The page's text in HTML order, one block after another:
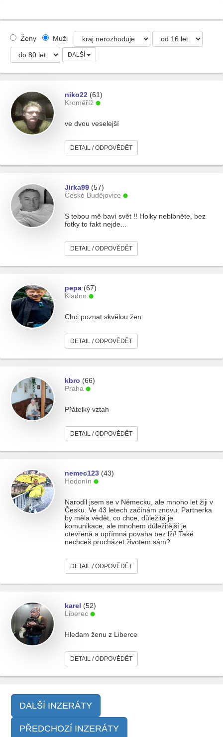
Ženy Muži
DALŠÍ
niko22 (61)
Kroměříž
ve dvou veselejší
DETAIL / ODPOVĚDĚT
Jirka99 (57)
České Budějovice
S tebou mě baví svět !! Holky neblbněte, bez
fotky to fakt nejde...
DETAIL / ODPOVĚDĚT
pepa (67)
Kladno
Chci poznat skvělou žen
DETAIL / ODPOVĚDĚT
kbro (66)
Praha
Přátelký vztah
DETAIL / ODPOVĚDĚT
nemec123 (43)
Hodonín
Narodil jsem se v Německu, ale mnoho let žiji v
Česku. Ve 43 letech začínám znovu. Partnerka
by měla vědět, co chce, důležitá je
komunikace, ale mnohem důležitější je
otevřená a upřímná povaha bez lží! Také
nechceš procházet životem sám?
DETAIL / ODPOVĚDĚT
karel (52)
Liberec
Hledam ženu z Liberce
DETAIL / ODPOVĚDĚT
DALŠÍ INZERÁTY
PŘEDCHOZÍ INZERÁTY